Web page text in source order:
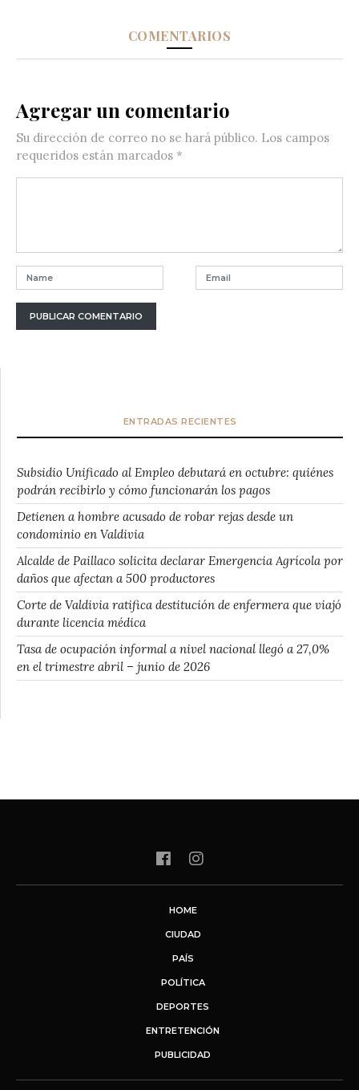
COMENTARIOS
Agregar un comentario
Su dirección de correo no se hará público. Los campos
requeridos están marcados *
ENTRADAS RECIENTES
Subsidio Unificado al Empleo debutará en octubre: quiénes
podrán recibirlo y cómo funcionarán los pagos
Detienen a hombre acusado de robar rejas desde un
condominio en Valdivia
Alcalde de Paillaco solicita declarar Emergencia Agrícola por
daños que afectan a 500 productores
Corte de Valdivia ratifica destitución de enfermera que viajó
durante licencia médica
Tasa de ocupación informal a nivel nacional llegó a 27,0%
en el trimestre abril – junio de 2026
HOME
CIUDAD
PAÍS
POLÍTICA
DEPORTES
ENTRETENCIÓN
PUBLICIDAD